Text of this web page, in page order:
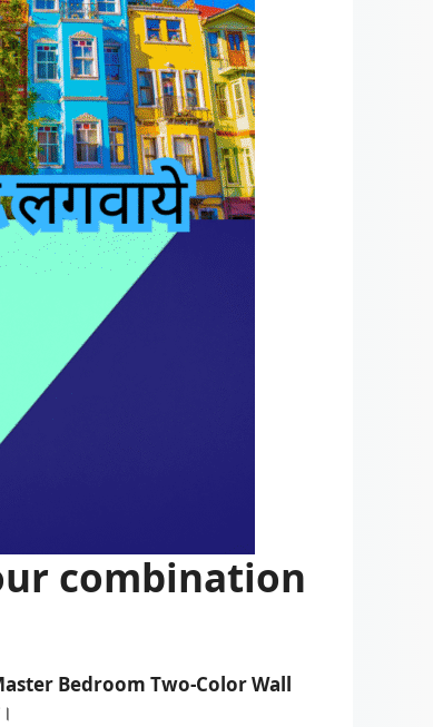
combination
Bedroom Two-Color Wall